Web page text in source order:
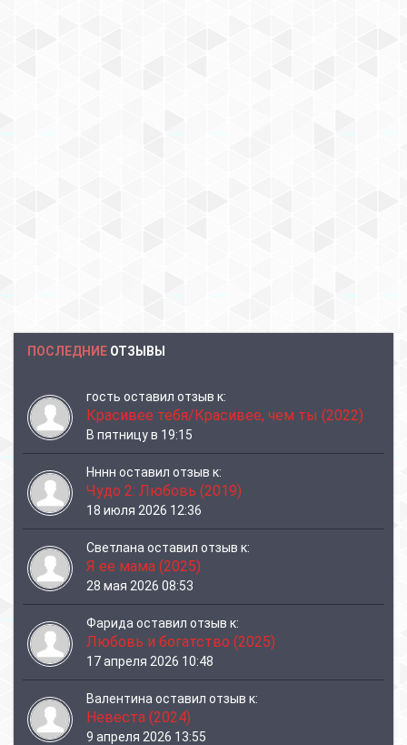
ПОСЛЕДНИЕ ОТЗЫВЫ
гость оставил отзыв к:
Красивее тебя/Красивее, чем ты (2022)
В пятницу в 19:15
Нннн оставил отзыв к:
Чудо 2: Любовь (2019)
18 июля 2026 12:36
Светлана оставил отзыв к:
Я ее мама (2025)
28 мая 2026 08:53
Фарида оставил отзыв к:
Любовь и богатство (2025)
17 апреля 2026 10:48
Валентина оставил отзыв к:
Невеста (2024)
9 апреля 2026 13:55